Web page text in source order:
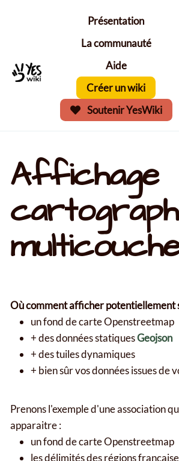
Aller au contenu principal
Présentation
La communauté
Aide
Créer un wiki
Soutenir YesWiki
Affichage
Où comment afficher potentiellement
un fond de carte Openstreetmap
+ des données statiquesGeojson
+ des tuiles dynamiques
+ bien sûr vos données issues de
Prenons l'exemple d'une association
apparaitre :
un fond de carte Openstreetmap
les délimités des régions